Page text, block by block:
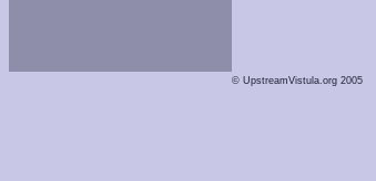
© UpstreamVistula.org 2005